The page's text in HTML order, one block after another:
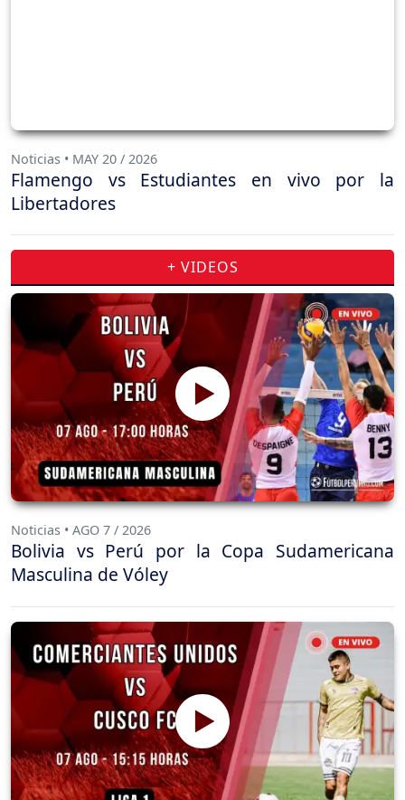
Noticias • MAY 20 / 2026
Flamengo vs Estudiantes en vivo por la
Libertadores
+ VIDEOS
Noticias • AGO 7 / 2026
Bolivia vs Perú por la Copa Sudamericana
Masculina de Vóley